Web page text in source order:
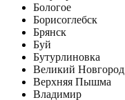
Бологое
Борисоглебск
Брянск
Буй
Бутурлиновка
Великий Новгород
Верхняя Пышма
Владимир